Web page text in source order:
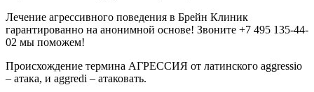
Лечение агрессивного поведения в Брейн Клиник
гарантированно на анонимной основе! Звоните +7 495 135-44-
02 мы поможем!
Происхождение термина АГРЕССИЯ от латинского aggressio
– атака, и aggredi – атаковать.